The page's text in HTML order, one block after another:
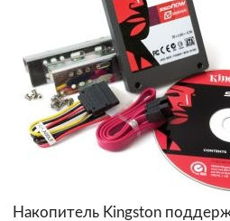
Накопитель Kingston